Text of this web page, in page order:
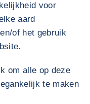
voor
aard
of het gebruik
om alle op deze
te maken